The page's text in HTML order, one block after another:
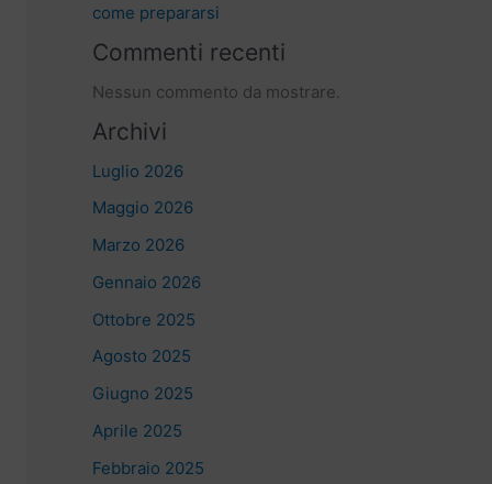
come prepararsi
Commenti recenti
Nessun commento da mostrare.
Archivi
Luglio 2026
Maggio 2026
Marzo 2026
Gennaio 2026
Ottobre 2025
Agosto 2025
Giugno 2025
Aprile 2025
Febbraio 2025